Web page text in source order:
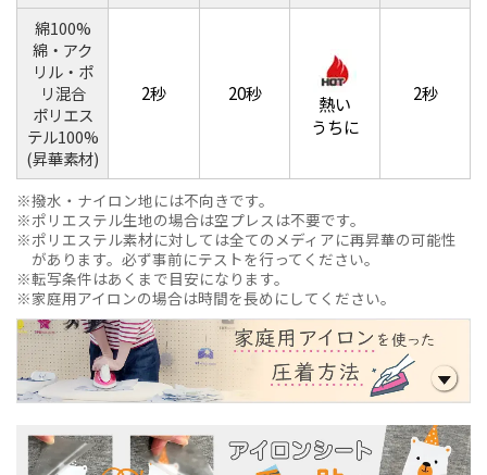
綿100%
綿・アク
リル・ポ
リ混合
ポリエス
テル100%
(昇華素材)
2秒 20秒
熱い
うちに
2秒
撥水・ナイロン地には不向きです。
ポリエステル生地の場合は空プレスは不要です。
ポリエステル素材に対しては全てのメディアに再昇華の可能性
があります。必ず事前にテストを行ってください。
転写条件はあくまで目安になります。
家庭用アイロンの場合は時間を長めにしてください。